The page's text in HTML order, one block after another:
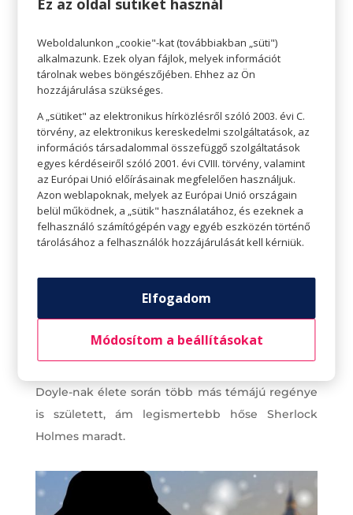
veszejtette. Az utolsó eset c. regényben a két
szereplő a vízesésbe ugrott, ahol nyilvánvalóan a
halálukat lelték. A tiltakozó levelek áradatának
megoldással visszahozta hősétA lakatlan
házcímű novellában, Sherlock Holmes így
összesen 56 novellában és négy regényben
szerepel (valamint természetesen számtalan,
más írók tollából származó történetben is).
1902-ben VII. Edward király lovaggá ütötte Conan
szolgálataiért. A pletykák szerint a király olyan
lelkes Sherlock Holmes rajongó volt, hogy
felvette a szerző nevét a kitüntetési listájára,
hogy új történetek írására ösztönözze.
Doyle-nak élete során több más témájú regénye
is született, ám legismertebb hőse Sherlock
Holmes maradt.
Weboldalunkon „cookie"-kat (továbbiakban „süti")
alkalmazunk. Ezek olyan fájlok, melyek információt
tárolnak webes böngészőjében. Ehhez az Ön
hozzájárulása szükséges.
A „sütiket" az elektronikus hírközlésről szóló 2003. évi C.
törvény, az elektronikus kereskedelmi szolgáltatások, az
információs társadalommal összefüggő szolgáltatások
egyes kérdéseiről szóló 2001. évi CVIII. törvény, valamint
az Európai Unió előírásainak megfelelően használjuk.
Azon weblapoknak, melyek az Európai Unió országain
belül működnek, a „sütik" használatához, és ezeknek a
felhasználó számítógépén vagy egyéb eszközén történő
tárolásához a felhasználók hozzájárulását kell kérniük.
Elfogadom
Módosítom a beállításokat